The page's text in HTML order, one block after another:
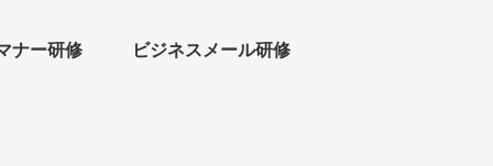
ナー研修 ビジネスメール研修